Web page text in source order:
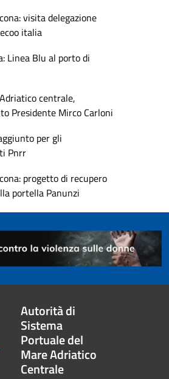
visita delegazione
italia
Linea Blu al porto di
centrale,
Presidente Mirco Carloni
per gli
Pnrr
progetto di recupero
portella Panunzi
Autorità di
Sistema
Portuale del
Mare Adriatico
Centrale